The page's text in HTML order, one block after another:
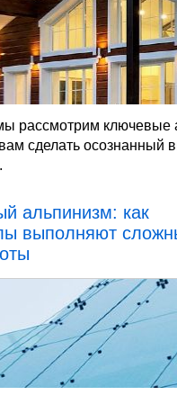
рассмотрим ключевые
сделать осознанный
альпинизм: как
выполняют